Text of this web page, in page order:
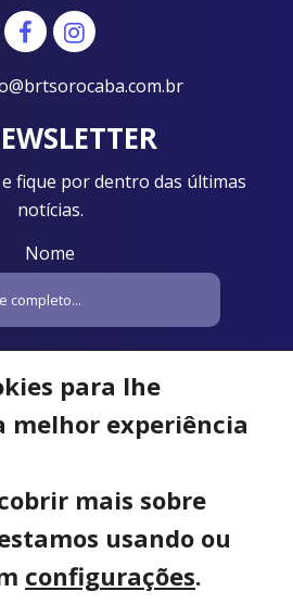
e fique por dentro das últimas
notícias.
Nome
Emailpara lhe
melhor experiência
mais sobre
usando ou
configurações.